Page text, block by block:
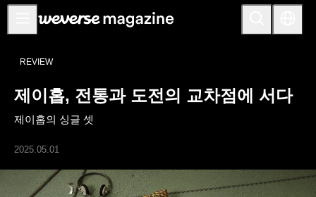
공지사항
FEATURE
INTERVIEW
REVIEW
INTERACTIVE
REVIEW
제이홉, 전통과 도전의 교차점에 서다
제이홉의 싱글 셋
2025.05.01